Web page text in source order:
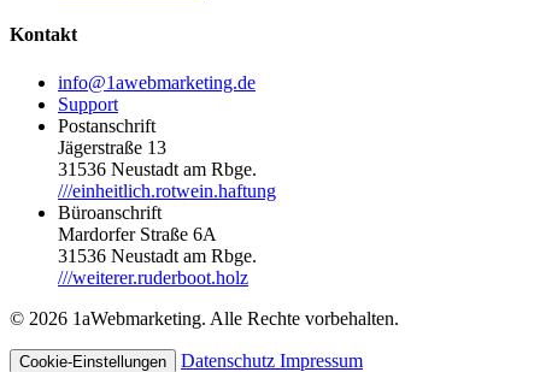
Kontakt
info@1awebmarketing.de
Support
Postanschrift
Jägerstraße 13
31536 Neustadt am Rbge.
///einheitlich.rotwein.haftung
Büroanschrift
Mardorfer Straße 6A
31536 Neustadt am Rbge.
///weiterer.ruderboot.holz
© 2026 1aWebmarketing. Alle Rechte vorbehalten.
Cookie-Einstellungen Datenschutz Impressum